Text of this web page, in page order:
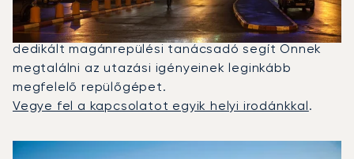
Challenger 605 volt a leggyakrabban igénybe vett
magánrepülő Moszkva és Olbia között. Egy
dedikált magánrepülési tanácsadó segít Önnek
megtalálni az utazási igényeinek leginkább
megfelelő repülőgépet.
Vegye fel a kapcsolatot egyik helyi irodánkkal.
Repülőgép fotója Repülőgép-típus